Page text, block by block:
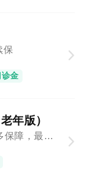
保
金
年版）
意外身故、伤残、骨折多保障，最高80周岁可投